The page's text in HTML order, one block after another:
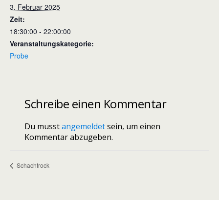
3. Februar 2025
Zeit:
18:30:00 - 22:00:00
Veranstaltungskategorie:
Probe
Schreibe einen Kommentar
Du musstangemeldetsein, um einen
Kommentar abzugeben.
Schachtrock